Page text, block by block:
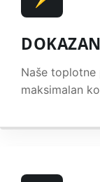
Naše toplotne
maksimalan